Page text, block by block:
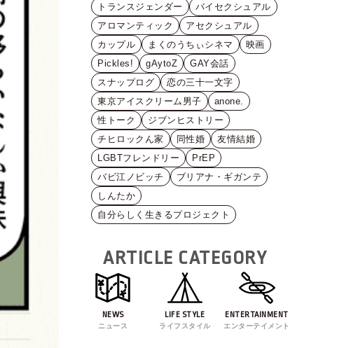
トランスジェンダー
バイセクシュアル
アロマンティック
アセクシュアル
カップル
まくのうちぃシネマ
映画
Pickles!
gAytoZ
GAY会話
スナップログ
恋の三十一文字
東京アイスクリーム男子
anone.
性トーク
ジブンヒストリー
チヒロックん家
同性婚
友情結婚
LGBTフレンドリー
PrEP
バビ江ノビッチ
ブリアナ・ギガンテ
しんたか
自分らしく生きるプロジェクト
ARTICLE CATEGORY
NEWS
ニュース
LIFE STYLE
ライフスタイル
ENTERTAINMENT
エンターテイメント